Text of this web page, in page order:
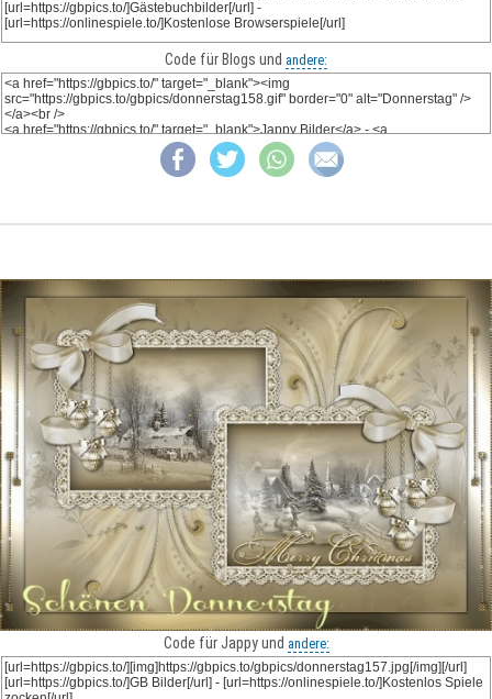
Code für Blogs und andere:
Code für Jappy und andere: